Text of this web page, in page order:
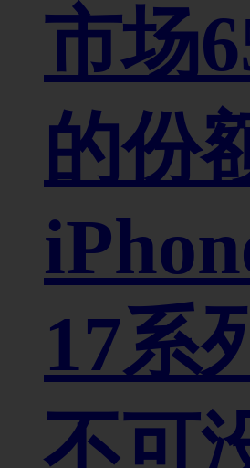
市场
的份
17系
不可